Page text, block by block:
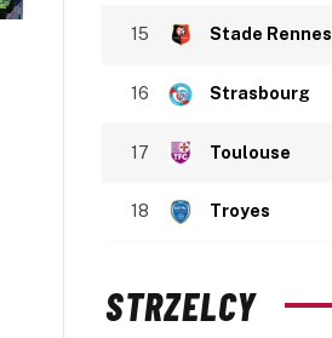
15 Stade Rennes
16 Strasbourg
17 Toulouse
18 Troyes
STRZELCY